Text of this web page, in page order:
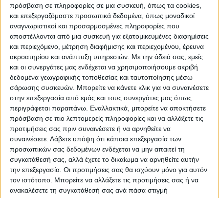
πρόσβαση σε πληροφορίες σε μια συσκευή, όπως τα cookies,
και επεξεργαζόμαστε προσωπικά δεδομένα, όπως μοναδικοί
αναγνωριστικοί και προσαρμοσμένες πληροφορίες που
αποστέλλονται από μια συσκευή για εξατομικευμένες διαφημίσεις
και περιεχόμενο, μέτρηση διαφήμισης και περιεχομένου, έρευνα
ακροατηρίου και ανάπτυξη υπηρεσιών. Με την άδειά σας, εμείς
και οι συνεργάτες μας ενδέχεται να χρησιμοποιήσουμε ακριβή
δεδομένα γεωγραφικής τοποθεσίας και ταυτοποίησης μέσω
σάρωσης συσκευών. Μπορείτε να κάνετε κλικ για να συναινέσετε
στην επεξεργασία από εμάς και τους συνεργάτες μας όπως
περιγράφεται παραπάνω. Εναλλακτικά, μπορείτε να αποκτήσετε
πρόσβαση σε πιο λεπτομερείς πληροφορίες και να αλλάξετε τις
προτιμήσεις σας πριν συναινέσετε ή να αρνηθείτε να
συναινέσετε. Λάβετε υπόψη ότι κάποια επεξεργασία των
προσωπικών σας δεδομένων ενδέχεται να μην απαιτεί τη
συγκατάθεσή σας, αλλά έχετε το δικαίωμα να αρνηθείτε αυτήν
την επεξεργασία. Οι προτιμήσεις σας θα ισχύουν μόνο για αυτόν
τον ιστότοπο. Μπορείτε να αλλάξετε τις προτιμήσεις σας ή να
ανακαλέσετε τη συγκατάθεσή σας ανά πάσα στιγμή
πυρκαγιές του 2022
Στην καταβολή αποζημιώσεων, ύψους 1.215.047,31
ευρώ προς 441 δικαιούχους,
προχώρησε ο ΕΛΓΑ για την αποκατάσταση ζημιών που
υπέστησαν πληγείσες
αγροτικές εκμεταλλεύσεις από τις πυρκαγιές που
εκδηλώθηκαν το 2022 σε διάφορες
Περιφερειακές Ενότητες της χώρας.
Η πληρωμή πραγματοποιήθηκε μέσω της Τράπεζας
της Ελλάδος, στο πλαίσιο
εφαρμογής της σχετικής Κοινής Υπουργικής
Απόφασης για τη στήριξη των
πληγεισών αγροτικών εκμεταλλεύσεων και
χρηματοδοτείται από πιστώσεις του
Προγράμματος Δημοσίων Επενδύσεων (ΠΔΕ) του
Υπουργείου Αγροτικής